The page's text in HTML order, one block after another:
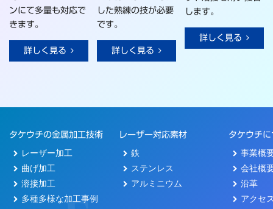
ンにて多量も対応で
きます。
詳しく見る
した熟練の技が必要
です。
詳しく見る
します。
詳しく見る
タケウチの金属加工技術
レーザー加工
曲げ加工
溶接加工
多種多様な加工事例
レーザー対応素材
鉄
ステンレス
アルミニウム
タケウチ
事業概
会社概
沿革
アクセ